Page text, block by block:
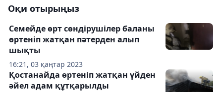
Оқи отырыңыз
16:21, 03 қаңтар 2023
Семейде өрт сөндірушілер баланы
өртеніп жатқан пәтерден алып
шықты
Қостанайда өртеніп жатқан үйден
әйел адам құтқарылды